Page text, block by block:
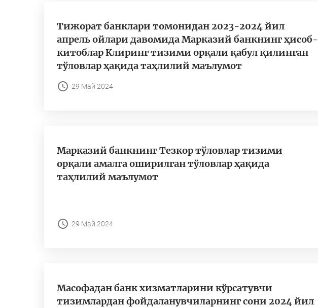
Тижорат банклари томонидан 2023-2024 йил
апрель ойлари давомида Марказий банкнинг ҳисоб-
китоблар Клиринг тизими орқали қабул қилинган
тўловлар ҳақида таҳлилий маълумот
29 Май 2024
Марказий банкнинг Тезкор тўловлар тизими
орқали амалга оширилган тўловлар ҳақида
таҳлилий маълумот
29 Май 2024
Масофадан банк хизматларини кўрсатувчи
тизимлардан фойдаланувчиларнинг сони 2024 йил